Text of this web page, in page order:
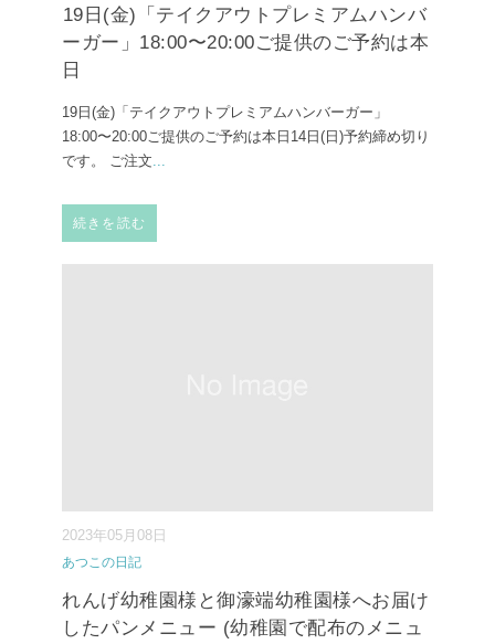
⁡19日(金)「テイクアウトプレミアムハンバ
ーガー」18:00〜20:00ご提供のご予約は本
日
⁡19日(金)「テイクアウトプレミアムハンバーガー」
18:00〜20:00ご提供のご予約は本日14日(日)予約締め切り
です。⁡ ご注文...
続きを読む
2023年05月08日
あつこの日記
れんげ幼稚園様と御濠端幼稚園様へお届け
したパンメニュー (幼稚園で配布のメニュ